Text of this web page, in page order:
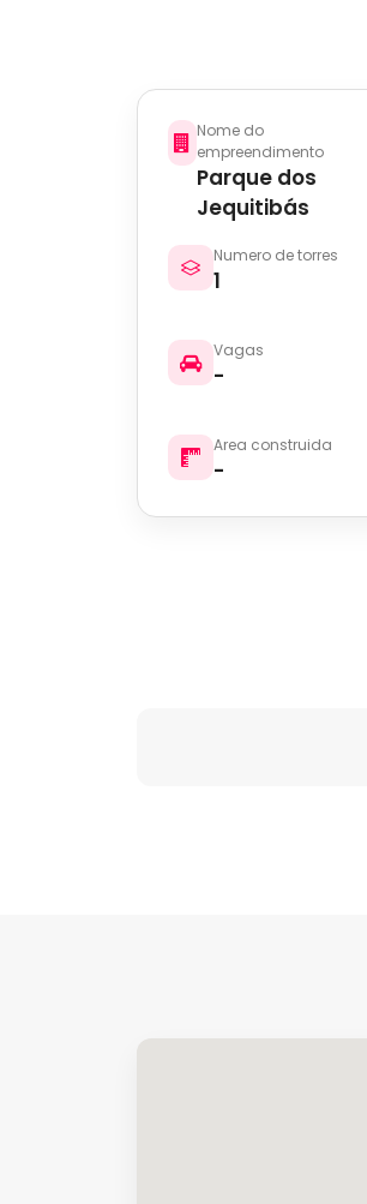
Nome do
empreendimento
Parque dos
Jequitibás
Numero de torres
1
Vagas
-
Area construida
-